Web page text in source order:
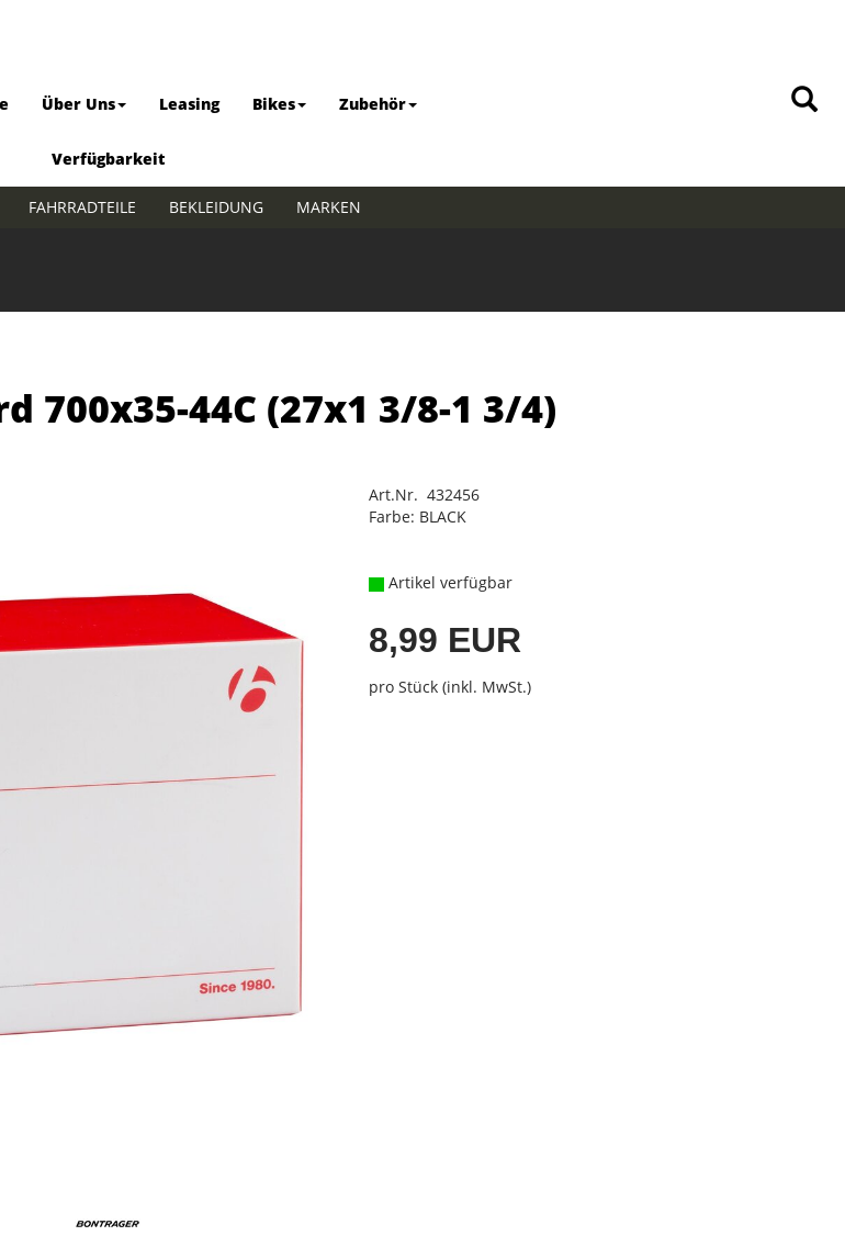
Über Uns Leasing Bikes Zubehör
Verfügbarkeit
FAHRRADTEILE BEKLEIDUNG MARKEN
700x35-44C (27x1 3/8-1 3/4)
Art.Nr. 432456
Farbe: BLACK
Artikel verfügbar
8,99 EUR
pro Stück (inkl. MwSt.)